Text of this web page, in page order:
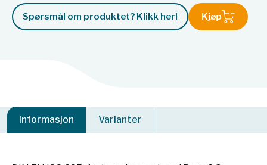
Spørsmål om produktet? Klikk her! Kjøp
Informasjon Varianter